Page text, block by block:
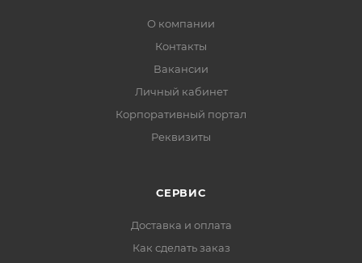
О компании
Контакты
Вакансии
Личный кабинет
Корпоративный портал
Реквизиты
СЕРВИС
Доставка и оплата
Как сделать заказ